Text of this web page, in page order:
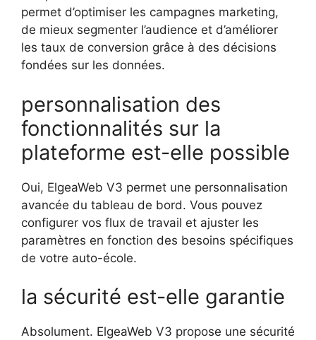
permet d’optimiser les campagnes marketing,
de mieux segmenter l’audience et d’améliorer
les taux de conversion grâce à des décisions
fondées sur les données.
personnalisation des
fonctionnalités sur la
plateforme est-elle possible
Oui, ElgeaWeb V3 permet une personnalisation
avancée du tableau de bord. Vous pouvez
configurer vos flux de travail et ajuster les
paramètres en fonction des besoins spécifiques
de votre auto-école.
la sécurité est-elle garantie
Absolument. ElgeaWeb V3 propose une sécurité